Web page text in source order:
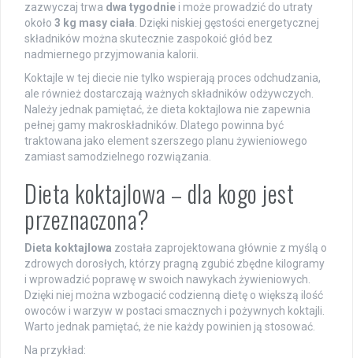
zazwyczaj trwa dwa tygodnie i może prowadzić do utraty
około 3 kg masy ciała. Dzięki niskiej gęstości energetycznej
składników można skutecznie zaspokoić głód bez
nadmiernego przyjmowania kalorii.
Koktajle w tej diecie nie tylko wspierają proces odchudzania,
ale również dostarczają ważnych składników odżywczych.
Należy jednak pamiętać, że dieta koktajlowa nie zapewnia
pełnej gamy makroskładników. Dlatego powinna być
traktowana jako element szerszego planu żywieniowego
zamiast samodzielnego rozwiązania.
Dieta koktajlowa – dla kogo jest
przeznaczona?
Dieta koktajlowa została zaprojektowana głównie z myślą o
zdrowych dorosłych, którzy pragną zgubić zbędne kilogramy
i wprowadzić poprawę w swoich nawykach żywieniowych.
Dzięki niej można wzbogacić codzienną dietę o większą ilość
owoców i warzyw w postaci smacznych i pożywnych koktajli.
Warto jednak pamiętać, że nie każdy powinien ją stosować.
Na przykład: